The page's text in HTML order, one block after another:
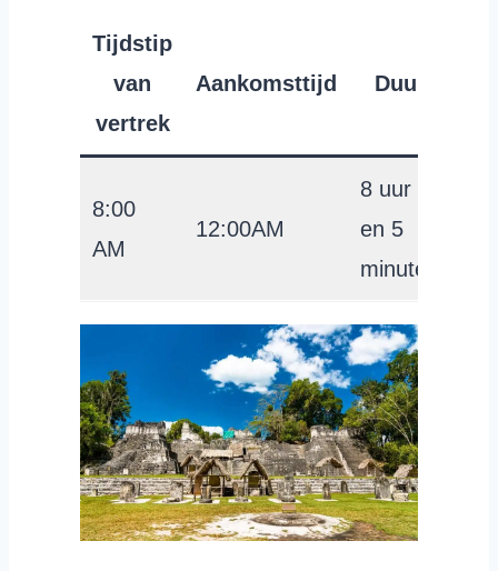
Tijdstip
van
vertrek
Aankomsttijd Duur
8:00
AM
12:00AM
8 uur
en 5
minuten